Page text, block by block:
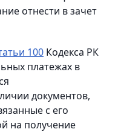
отнести в зачет
100 Кодекса РК
платежах в
документов,
с его
на получение